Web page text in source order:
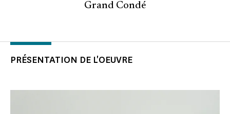
Grand Condé
PRÉSENTATION DE L'OEUVRE